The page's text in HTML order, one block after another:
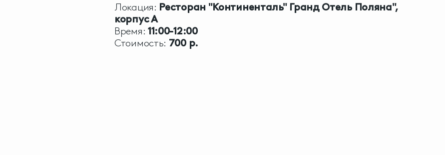
Локация: Ресторан "Континенталь" Гранд Отель Поляна",
корпус А
Время: 11:00-12:00
Стоимость: 700 р.